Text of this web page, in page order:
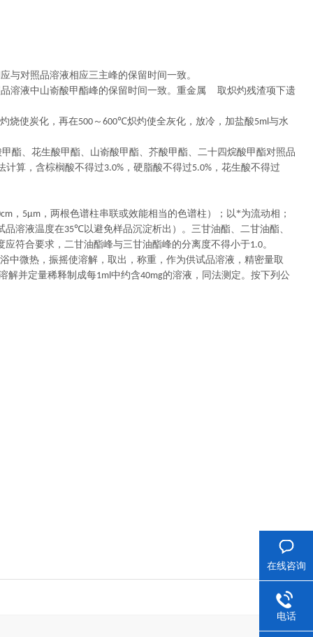
与对照品溶液相应三主峰的保留时间一致。
溶液中山嵛酸甲酯峰的保留时间一致。重金属 取炽灼残渣项下遗
烧使炭化，再在500 ～ 600℃炽灼使全灰化，放冷，加盐酸5ml与水
酯、花生酸甲酯、山嵛酸甲酯、芥酸甲酯、二十四烷酸甲酯对照品
计算，含棕榈酸不得过3.0% ，硬脂酸不得过5.0% ，花生酸不得过
， 5μm ，两根色谱柱串联或效能相当的色谱柱）；以*为流动相；
品溶液温度在35℃以避免样品沉淀析出）。三甘油酯、二甘油酯、
符合要求，二甘油酯峰与三甘油酯峰的分离度不得小于1.0。
中微热，振摇使溶解，取出，称重，作为供试品溶液，精密量取
解并定量稀释制成每1ml中约含40mg的溶液，同法测定。按下列公
在线咨询
电话